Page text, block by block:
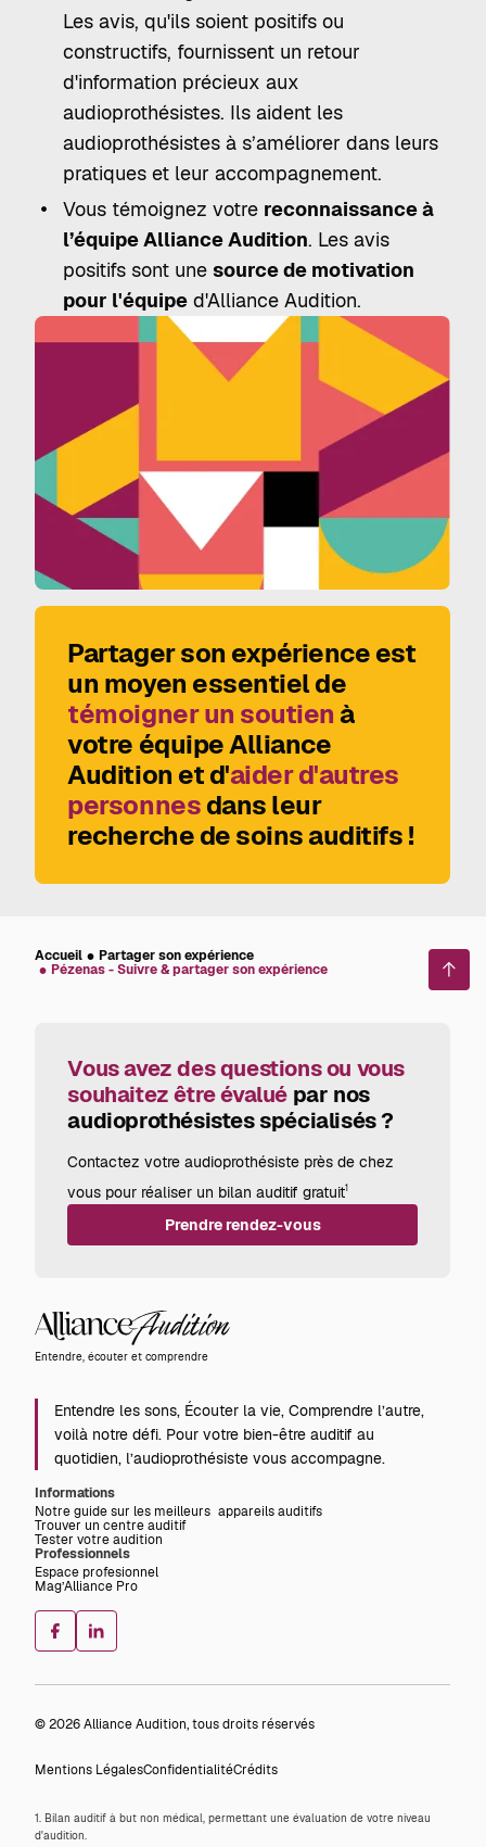
Les avis, qu'ils soient positifs ou
constructifs, fournissent un retour
d'information précieux aux
audioprothésistes. Ils aident les
audioprothésistes à s’améliorer dans leurs
pratiques et leur accompagnement.
Vous témoignez votre reconnaissance à
l’équipe Alliance Audition. Les avis
positifs sont unesource de motivation
pour l'équipe d'Alliance Audition.
Partager son expérience est
un moyen essentiel de
témoigner un soutien à
votre équipe Alliance
Audition et d'aider d'autres
personnesdans leur
recherche de soins auditifs !
Accueil
Partager son expérience
Pézenas - Suivre & partager son expérience
en
Vous avez des questions ou vous
souhaitez être évalué par nos
audioprothésistes spécialisés ?
Contactez votre audioprothésiste près de chez
vous pour réaliser un bilan auditif gratuit1
Prendre rendez-vous
Audition
Entendre, écouter et comprendre
Entendre les sons, Écouter la vie, Comprendre l’autre,
voilà notre défi. Pour votre bien-être auditif au
quotidien, l’audioprothésiste vous accompagne.
Informations
Notre guide sur les meilleurs appareils auditifs
Trouver un centre auditif
Tester votre audition
Professionnels
Espace profesionnel
Mag’Alliance Pro
© 2026 Alliance Audition, tous droits réservés
Mentions LégalesConfidentialitéCrédits
1. Bilan auditif à but non médical, permettant une évaluation de votre niveau
d'audition.